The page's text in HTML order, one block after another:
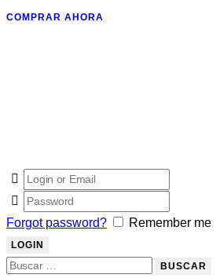
COMPRAR AHORA
Forgot password? Remember me